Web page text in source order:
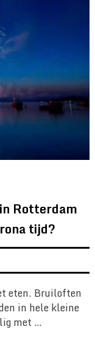
Rotterdam
tijd?
eten. Bruiloften
in hele kleine
met …